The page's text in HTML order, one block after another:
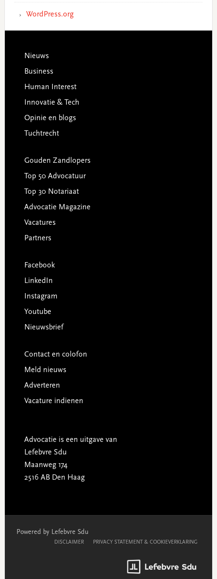
WordPress.org
Footer
Nieuws
Business
Human Interest
Innovatie & Tech
Opinie en blogs
Tuchtrecht
Gouden Zandlopers
Top 50 Advocatuur
Top 30 Notariaat
Advocatie Magazine
Vacatures
Partners
Facebook
LinkedIn
Instagram
Youtube
Nieuwsbrief
Contact en colofon
Meld nieuws
Adverteren
Vacature indienen
Advocatie is een uitgave van
Lefebvre Sdu
Maanweg 174
2516 AB Den Haag
Powered by Lefebvre Sdu
DISCLAIMER PRIVACY STATEMENT & COOKIEVERKLARING